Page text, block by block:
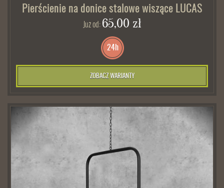
Pierścienie na donice stalowe wiszące LUCAS
Już od: 65,00 zł
24h
ZOBACZ WARIANTY